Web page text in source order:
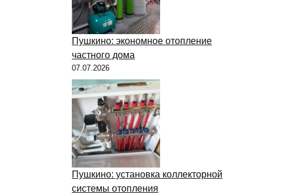
Пушкино: экономное отопление
частного дома
07.07.2026
Пушкино: установка коллекторной
системы отопления